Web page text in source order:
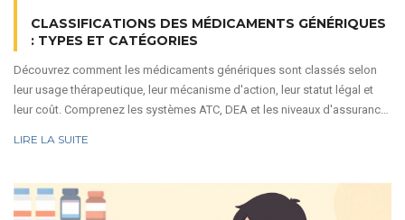
CLASSIFICATIONS DES MÉDICAMENTS GÉNÉRIQUES
: TYPES ET CATÉGORIES
Découvrez comment les médicaments génériques sont classés selon
leur usage thérapeutique, leur mécanisme d'action, leur statut légal et
leur coût. Comprenez les systèmes ATC, DEA et les niveaux d'assurance
LIRE LA SUITE